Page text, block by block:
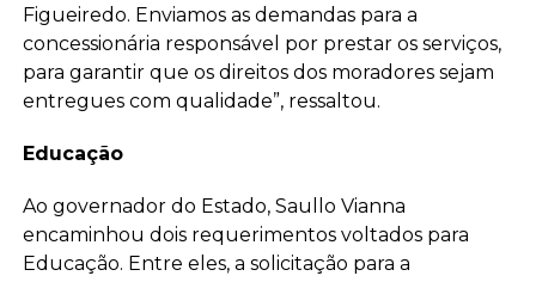
Figueiredo. Enviamos as demandas para a
concessionária responsável por prestar os serviços,
para garantir que os direitos dos moradores sejam
entregues com qualidade”, ressaltou.
Educação
Ao governador do Estado, Saullo Vianna
encaminhou dois requerimentos voltados para
Educação. Entre eles, a solicitação para a